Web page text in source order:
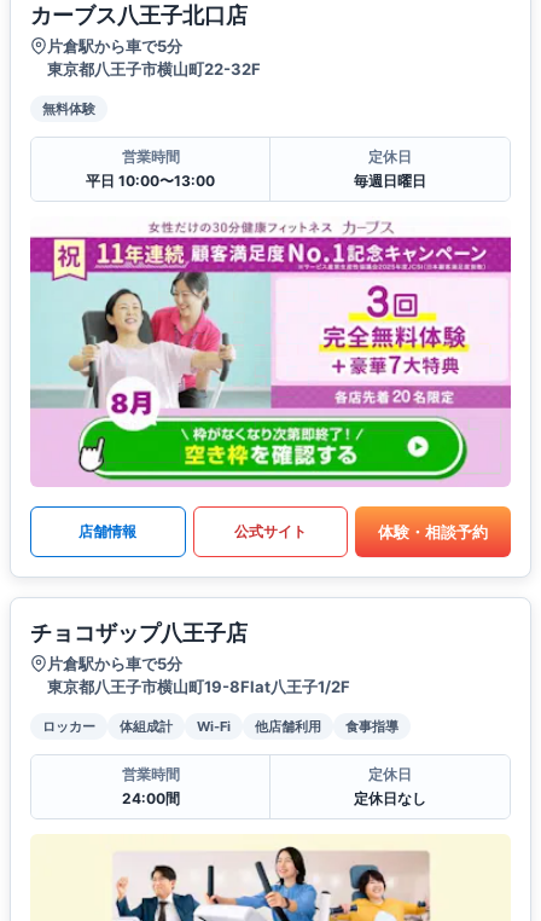
カーブス八王子北口店
片倉駅から車で5分
東京都八王子市横山町22-32F
無料体験
営業時間
平日 10:00〜13:00
定休日
毎週日曜日
店舗情報 公式サイト 体験・相談予約
チョコザップ八王子店
片倉駅から車で5分
東京都八王子市横山町19-8Flat八王子1/2F
ロッカー 体組成計 Wi-Fi 他店舗利用 食事指導
営業時間
24:00間
定休日
定休日なし